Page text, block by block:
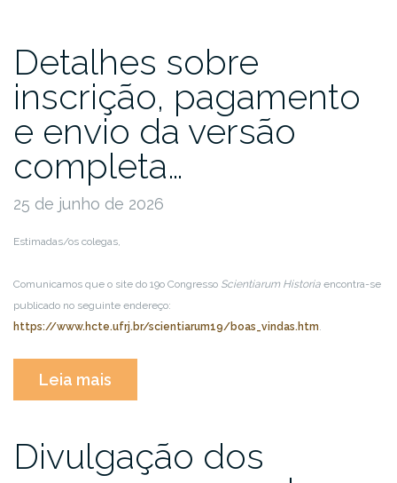
Detalhes sobre
inscrição, pagamento
e envio da versão
completa…
25 de junho de 2026
Estimadas/os colegas,
Comunicamos que o site do 19o Congresso Scientiarum Historia encontra-se
publicado no seguinte endereço:
https://www.hcte.ufrj.br/scientiarum19/boas_vindas.htm.
Leia mais
sobre
pagamento
e
Divulgação dos